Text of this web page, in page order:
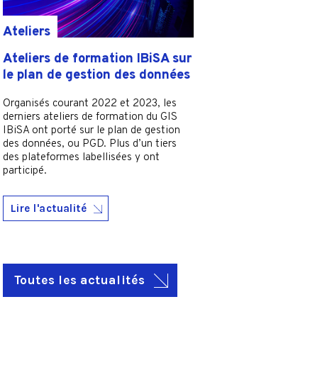
Ateliers
Ateliers de formation IBiSA sur
le plan de gestion des données
Organisés courant 2022 et 2023, les
derniers ateliers de formation du GIS
IBiSA ont porté sur le plan de gestion
des données, ou PGD. Plus d’un tiers
des plateformes labellisées y ont
participé.
Lire l'actualité
Toutes les actualités